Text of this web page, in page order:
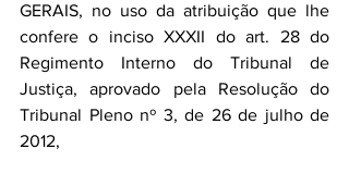
GERAIS, no uso da atribuição que lhe
confere o inciso XXXII do art. 28 do
Regimento Interno do Tribunal de
Justiça, aprovado pela Resolução do
Tribunal Pleno nº 3, de 26 de julho de
2012,